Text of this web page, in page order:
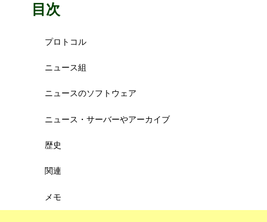
目次
プロトコル
ニュース組
ニュースのソフトウェア
ニュース・サーバーやアーカイブ
歴史
関連
メモ